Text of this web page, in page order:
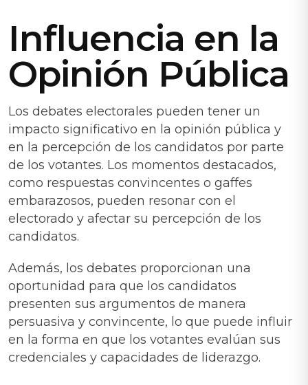
Influencia en la
Opinión Pública
Los debates electorales pueden tener un
impacto significativo en la opinión pública y
en la percepción de los candidatos por parte
de los votantes. Los momentos destacados,
como respuestas convincentes o gaffes
embarazosos, pueden resonar con el
electorado y afectar su percepción de los
candidatos.
Además, los debates proporcionan una
oportunidad para que los candidatos
presenten sus argumentos de manera
persuasiva y convincente, lo que puede influir
en la forma en que los votantes evalúan sus
credenciales y capacidades de liderazgo.